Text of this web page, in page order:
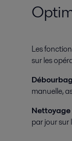
Les
sur les
manuelle,
par jour sur